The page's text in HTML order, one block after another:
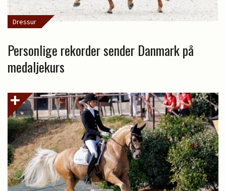
Dressur
Personlige rekorder sender Danmark på
medaljekurs